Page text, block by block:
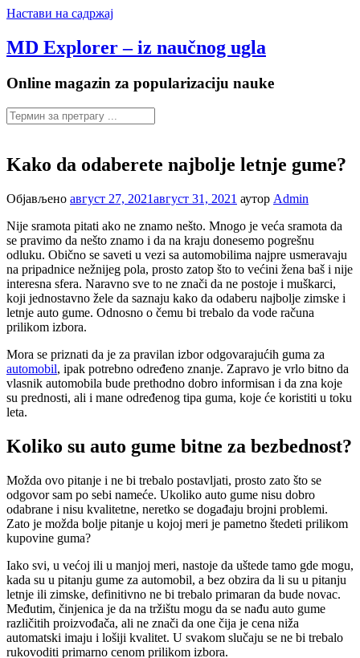
Настави на садржај
MD Explorer – iz naučnog ugla
Online magazin za popularizaciju nauke
Kako da odaberete najbolje letnje gume?
Објављено август 27, 2021август 31, 2021 аутор Admin
Nije sramota pitati ako ne znamo nešto. Mnogo je veća sramota da
se pravimo da nešto znamo i da na kraju donesemo pogrešnu
odluku. Obično se saveti u vezi sa automobilima najpre usmeravaju
na pripadnice nežnijeg pola, prosto zatop što to većini žena baš i nije
interesna sfera. Naravno sve to ne znači da ne postoje i muškarci,
koji jednostavno žele da saznaju kako da odaberu najbolje zimske i
letnje auto gume. Odnosno o čemu bi trebalo da vode računa
prilikom izbora.
Mora se priznati da je za pravilan izbor odgovarajućih guma za
automobil, ipak potrebno određeno znanje. Zapravo je vrlo bitno da
vlasnik automobila bude prethodno dobro informisan i da zna koje
su prednosti, ali i mane određenog tipa guma, koje će koristiti u toku
leta.
Koliko su auto gume bitne za bezbednost?
Možda ovo pitanje i ne bi trebalo postavljati, prosto zato što se
odgovor sam po sebi nameće. Ukoliko auto gume nisu dobro
odabrane i nisu kvalitetne, neretko se događaju brojni problemi.
Zato je možda bolje pitanje u kojoj meri je pametno štedeti prilikom
kupovine guma?
Iako svi, u većoj ili u manjoj meri, nastoje da uštede tamo gde mogu,
kada su u pitanju gume za automobil, a bez obzira da li su u pitanju
letnje ili zimske, definitivno ne bi trebalo primaran da bude novac.
Međutim, činjenica je da na tržištu mogu da se nađu auto gume
različitih proizvođača, ali ne znači da one čija je cena niža
automatski imaju i lošiji kvalitet. U svakom slučaju se ne bi trebalo
rukovoditi primarno cenom prilikom izbora.